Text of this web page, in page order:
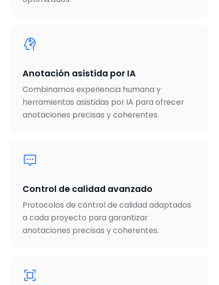
Anotación asistida por IA
Combinamos experiencia humana y
herramientas asistidas por IA para ofrecer
anotaciones precisas y coherentes.
Control de calidad avanzado
Protocolos de control de calidad adaptados
a cada proyecto para garantizar
anotaciones precisas y coherentes.